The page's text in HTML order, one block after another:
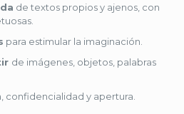
de textos propios y ajenos, con
para estimular la imaginación.
de imágenes, objetos, palabras
confidencialidad y apertura.